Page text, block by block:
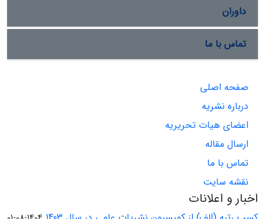
داوران
تماس با ما
صفحه اصلی
درباره نشریه
اعضای هیات تحریریه
ارسال مقاله
تماس با ما
نقشه سایت
اخبار و اعلانات